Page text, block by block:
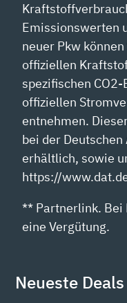
Emissionswerten
neuer Pkw
offiziellen
spezifischen
offiziellen
entnehmen.
bei der
erhältlich, sowie
https://
** Partnerlink. Bei
eine Vergütung.
Neueste Deals